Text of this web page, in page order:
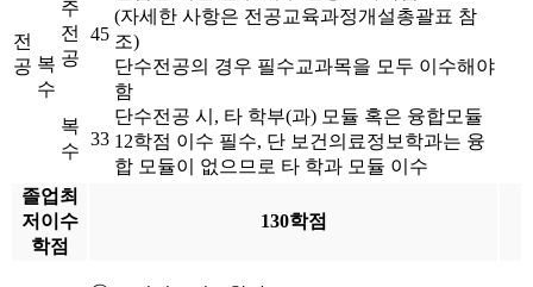
전
공
(자세한 사항은 전공교육과정개설총괄표 참
조)
단수전공의 경우 필수교과목을 모두 이수해야
함
단수전공 시, 타 학부(과) 모듈 혹은 융합모듈
12학점 이수 필수, 단 보건의료정보학과는 융
합 모듈이 없으므로 타 학과 모듈 이수
복
수
주
전
공
45
복
수
33
졸업최
저이수
학점
130학점